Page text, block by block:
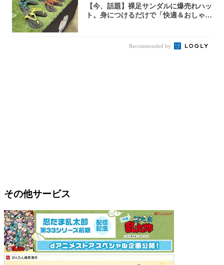
【今、話題】裸足サンダルに爆売れハッ
ト。身につけるだけで「快適＆おしゃ
Recommended by
その他サービス